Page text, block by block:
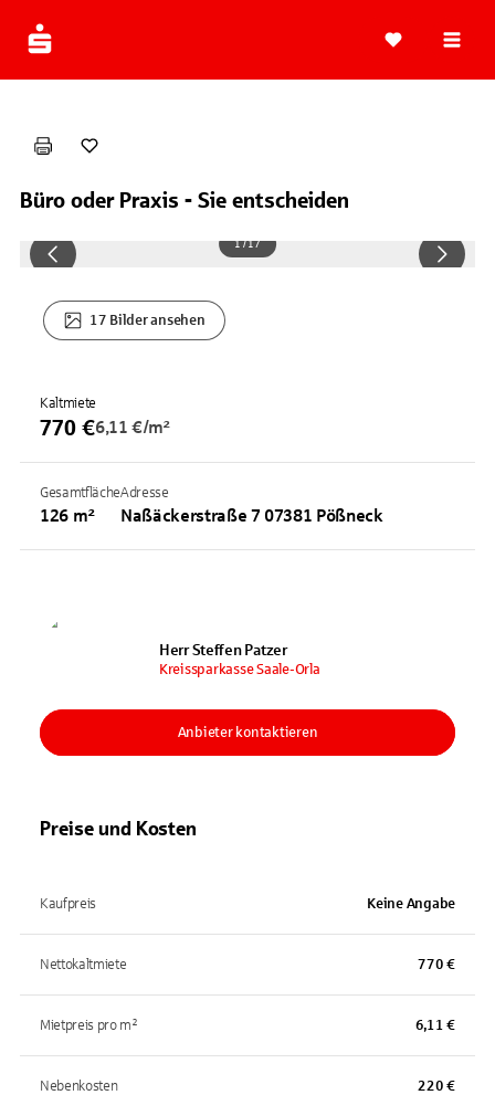
Büro oder Praxis - Sie entscheiden
1 / 17
17 Bilder ansehen
Kaltmiete
770 €6,11 €/m²
Gesamtfläche
126 m²
Adresse
Naßäckerstraße 7 07381 Pößneck
Herr Steffen Patzer
Kreissparkasse Saale-Orla
Anbieter kontaktieren
Preise und Kosten
Kaufpreis Keine Angabe
Nettokaltmiete 770 €
Mietpreis pro m² 6,11 €
Nebenkosten 220 €